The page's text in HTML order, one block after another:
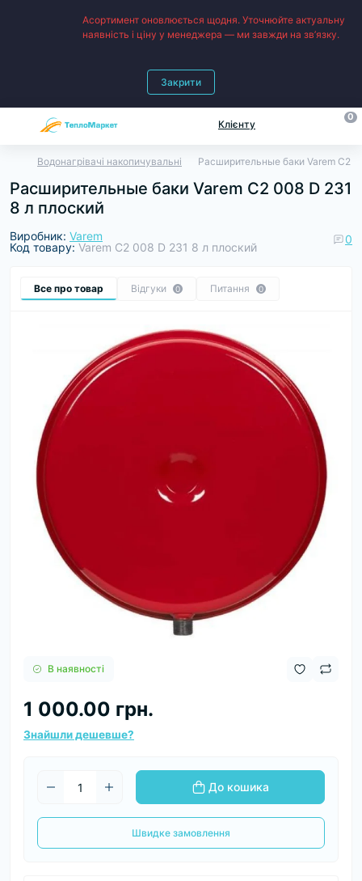
Асортимент оновлюється щодня. Уточнюйте актуальну
наявність і ціну у менеджера — ми завжди на зв’язку.
Закрити
Клієнту
0
Водонагрівачі накопичувальні Расширительные баки Varem C2
Расширительные баки Varem C2 008 D 231
8 л плоский
Виробник: Varem
Код товару: Varem C2 008 D 231 8 л плоский
0
Все про товар Відгуки 0 Питання 0
В наявності
1 000.00 грн.
Знайшли дешевше?
До кошика
Швидке замовлення